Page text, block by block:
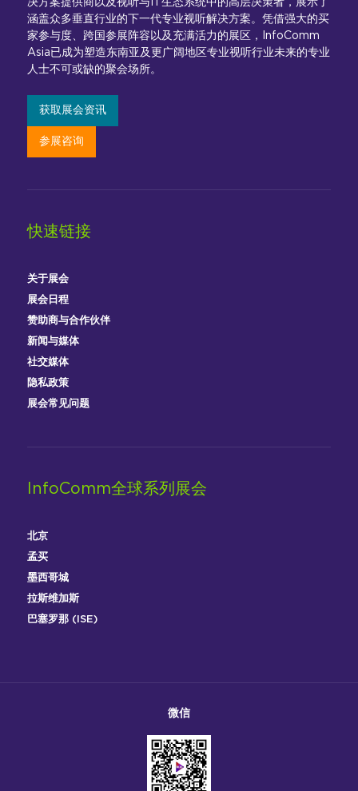
决方案提供商以及视听与IT生态系统中的高层决策者，展示了
涵盖众多垂直行业的下一代专业视听解决方案。凭借强大的买
家参与度、跨国参展阵容以及充满活力的展区，InfoComm
Asia已成为塑造东南亚及更广阔地区专业视听行业未来的专业
人士不可或缺的聚会场所。
获取展会资讯
参展咨询
快速链接
关于展会
展会日程
赞助商与合作伙伴
新闻与媒体
社交媒体
隐私政策
展会常见问题
InfoComm全球系列展会
北京
孟买
墨西哥城
拉斯维加斯
巴塞罗那 (ISE)
微信